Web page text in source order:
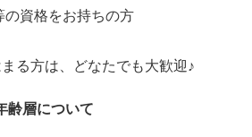
の資格をお持ちの方
る方は、どなたでも大歓迎♪
齢層について